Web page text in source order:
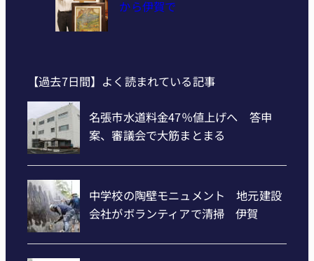
から伊賀で
【過去7日間】よく読まれている記事